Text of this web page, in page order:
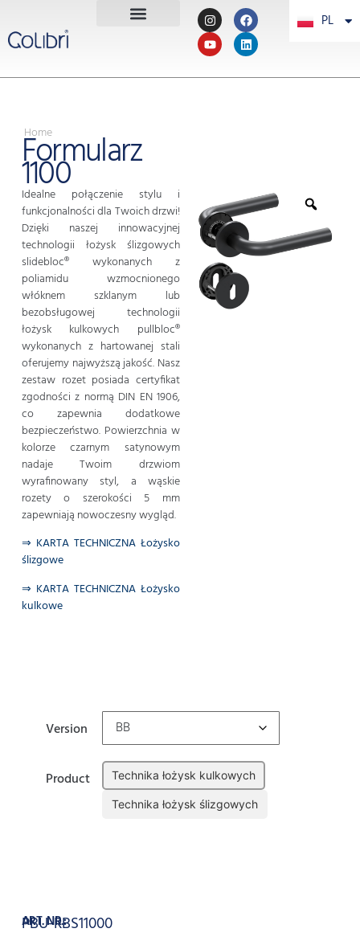
PL
PT
Home
Formularz
1100
Idealne połączenie stylu i
funkcjonalności dla Twoich drzwi!
Dzięki naszej innowacyjnej
technologii łożysk ślizgowych
slidebloc® wykonanych z
poliamidu wzmocnionego
włóknem szklanym lub
bezobsługowej technologii
łożysk kulkowych pullbloc®
wykonanych z hartowanej stali
oferujemy najwyższą jakość. Nasz
zestaw rozet posiada certyfikat
zgodności z normą DIN EN 1906,
co zapewnia dodatkowe
bezpieczeństwo. Powierzchnia w
kolorze czarnym satynowym
nadaje Twoim drzwiom
wyrafinowany styl, a wąskie
rozety o szerokości 5 mm
zapewniają nowoczesny wygląd.
⇒ KARTA TECHNICZNA Łożysko
ślizgowe
⇒ KARTA TECHNICZNA Łożysko
kulkowe
Version
Product Technika łożysk kulkowych
Technika łożysk ślizgowych
ART. NR.:
PBU-RBS11000